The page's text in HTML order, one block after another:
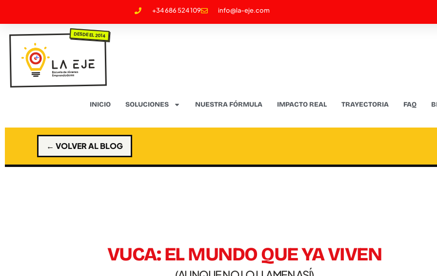
+34 686 524 109 info@la-eje.com
DESDE EL 2014
INICIO SOLUCIONES NUESTRA FÓRMULA IMPACTO REAL TRAYECTORIA FAQ
← VOLVER AL BLOG
VUCA: EL MUNDO QUE YA VIVEN